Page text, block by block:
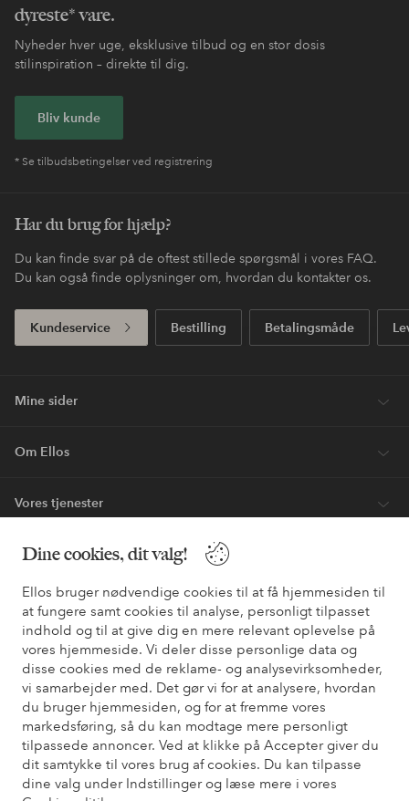
Dine cookies, dit valg!
Ellos bruger nødvendige cookies til at få hjemmesiden til
at fungere samt cookies til analyse, personligt tilpasset
indhold og til at give dig en mere relevant oplevelse på
vores hjemmeside. Vi deler disse personlige data og
disse cookies med de reklame- og analysevirksomheder,
vi samarbejder med. Det gør vi for at analysere, hvordan
du bruger hjemmesiden, og for at fremme vores
markedsføring, så du kan modtage mere personligt
tilpassede annoncer. Ved at klikke på Accepter giver du
dit samtykke til vores brug af cookies. Du kan tilpasse
dine valg under Indstillinger og læse mere i vores
dyreste* vare.
Nyheder hver uge, eksklusive tilbud og en stor dosis
stilinspiration – direkte til dig.
Bliv kunde
* Se tilbudsbetingelser ved registrering
Har du brug for hjælp?
Du kan finde svar på de oftest stillede spørgsmål i vores FAQ.
Du kan også finde oplysninger om, hvordan du kontakter os.
Kundeservice Bestilling Betalingsmåde
Mine sider
Om Ellos
Vores tjenester
Vilkår
Venner
Sikre betalinger - betal nu eller del op
Vil du vide mere om vores betalingsmuligheder
elpy elpy